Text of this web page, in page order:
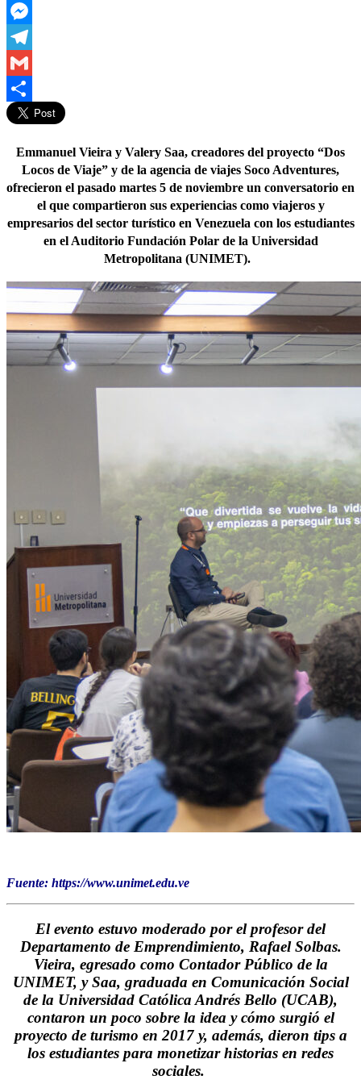
LinkedIn
Messenger
Telegram
Gmail
Compartir
Emmanuel Vieira y Valery Saa, creadores del proyecto “Dos
Locos de Viaje” y de la agencia de viajes Soco Adventures,
ofrecieron el pasado martes 5 de noviembre un conversatorio en
el que compartieron sus experiencias como viajeros y
empresarios del sector turístico en Venezuela con los estudiantes
en el Auditorio Fundación Polar de la Universidad
Metropolitana (UNIMET).
Fuente: https://www.unimet.edu.ve
El evento estuvo moderado por el profesor del
Departamento de Emprendimiento, Rafael Solbas.
Vieira, egresado como Contador Público de la
UNIMET, y Saa, graduada en Comunicación Social
de la Universidad Católica Andrés Bello (UCAB),
contaron un poco sobre la idea y cómo surgió el
proyecto de turismo en 2017 y, además, dieron tips a
los estudiantes para monetizar historias en redes
sociales.